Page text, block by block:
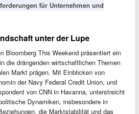
für Unternehmen und
unter der Lupe
Bloomberg This Weekend präsentiert ein
die drängenden wirtschaftlichen Themen
Markt prägen. Mit Einblicken von
der Navy Federal Credit Union, und
von CNN in Havanna, unterstreicht
Dynamiken, insbesondere in
die Marktstabilität und das